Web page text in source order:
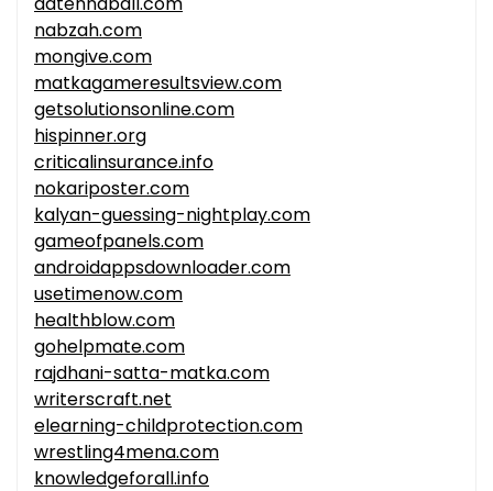
nabzah.com
mongive.com
matkagameresultsview.com
getsolutionsonline.com
hispinner.org
criticalinsurance.info
nokariposter.com
kalyan-guessing-nightplay.com
gameofpanels.com
androidappsdownloader.com
usetimenow.com
healthblow.com
gohelpmate.com
rajdhani-satta-matka.com
writerscraft.net
elearning-childprotection.com
wrestling4mena.com
knowledgeforall.info